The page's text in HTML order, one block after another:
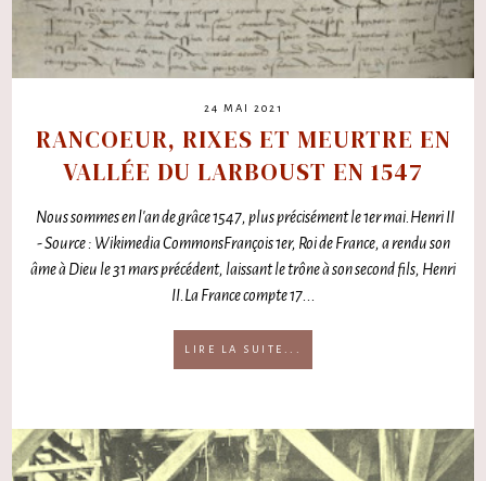
24 MAI 2021
RANCOEUR, RIXES ET MEURTRE EN
VALLÉE DU LARBOUST EN 1547
Nous sommes en l'an de grâce 1547, plus précisément le 1er mai.Henri II
- Source : Wikimedia CommonsFrançois 1er, Roi de France, a rendu son
âme à Dieu le 31 mars précédent, laissant le trône à son second fils, Henri
II.La France compte 17...
LIRE LA SUITE...